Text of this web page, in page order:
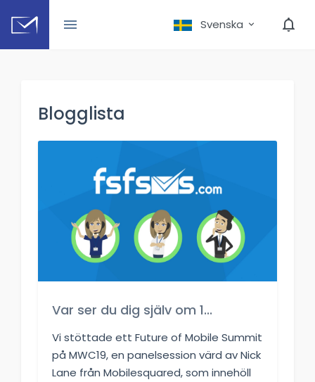
Svenska
Blogglista
Var ser du dig själv om 1...
Vi stöttade ett Future of Mobile Summit
på MWC19, en panelsession värd av Nick
Lane från Mobilesquared, som innehöll